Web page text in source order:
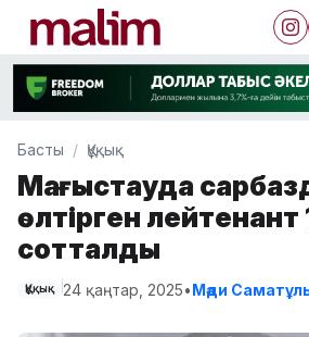
Басты Құқық
Маңғыстауда
өлтірген
сотталды
Құқық 24 қаңтар, 2025•Мәди